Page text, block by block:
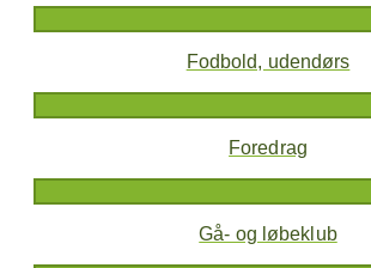
Fodbold, udendørs
Foredrag
Gå- og løbeklub